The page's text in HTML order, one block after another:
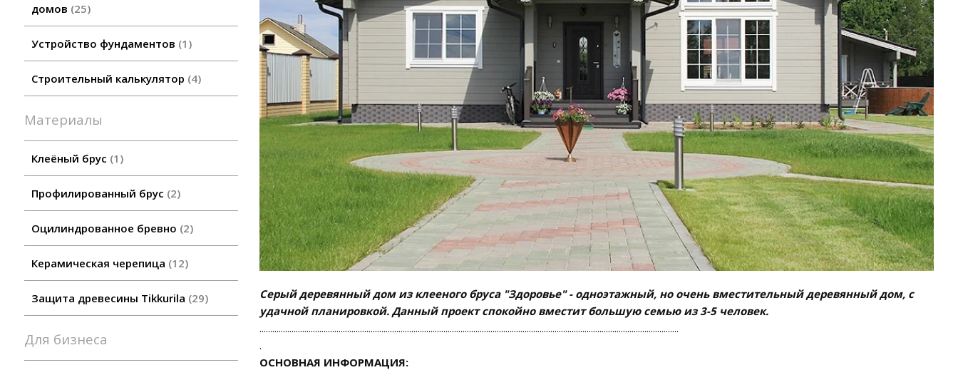
домов 25
Устройство фундаментов 1
Строительный калькулятор 4
Материалы
Клеёный брус 1
Профилированный брус 2
Оцилиндрованное бревно 2
Керамическая черепица 12
Защита древесины Tikkurila 29
Для бизнеса
Серый деревянный дом из клееного бруса "Здоровье" - одноэтажный, но очень вместительный деревянный дом, с
удачной планировкой. Данный проект спокойно вместит большую семью из 3-5 человек.
....................................................................................................................................................................................................
.
ОСНОВНАЯ ИНФОРМАЦИЯ: